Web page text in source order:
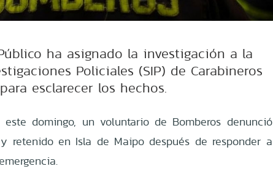
ha asignado la investigación a la
Policiales (SIP) de Carabineros
para esclarecer los hechos.
domingo, un voluntario de Bomberos denunció
retenido en Isla de Maipo después de responder a